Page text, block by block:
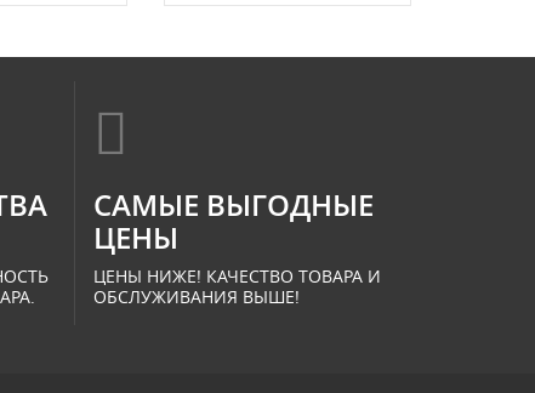
САМЫЕ ВЫГОДНЫЕ
ЦЕНЫ
ЦЕНЫ НИЖЕ! КАЧЕСТВО ТОВАРА И
ОБСЛУЖИВАНИЯ ВЫШЕ!